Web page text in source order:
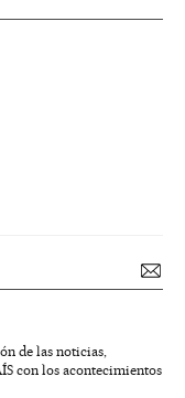
de las noticias,
con los acontecimientos